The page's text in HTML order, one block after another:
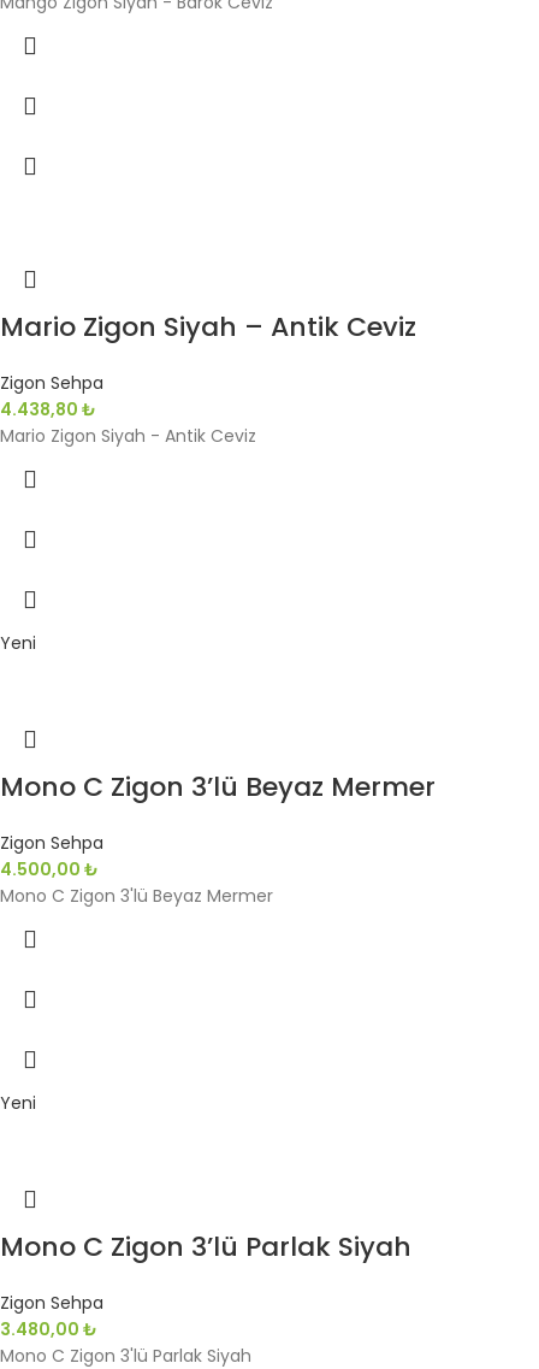
Mario Zigon Siyah – Antik Ceviz
Zigon Sehpa
4.438,80 ₺
Mario Zigon Siyah - Antik Ceviz
Yeni
Mono C Zigon 3’lü Beyaz Mermer
Zigon Sehpa
4.500,00 ₺
Mono C Zigon 3'lü Beyaz Mermer
Yeni
Mono C Zigon 3’lü Parlak Siyah
Zigon Sehpa
3.480,00 ₺
Mono C Zigon 3'lü Parlak Siyah